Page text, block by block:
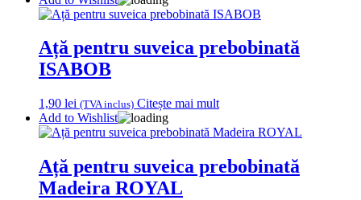
Ață pentru suveica prebobinată
ISABOB
1,90 lei (TVA inclus) Citește mai mult
Add to Wishlist
Ață pentru suveica prebobinată
Madeira ROYAL